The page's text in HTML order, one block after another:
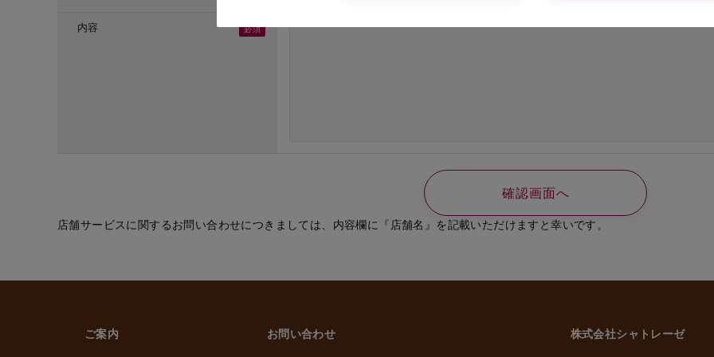
・(１)～(７)に記載した利用目的以外で個人情報を取得または利用する場合は、個別に利用目的を明示
3. 個人情報の第三者への委託・提供について
内容
店舗サービスに関するお問い合わせにつきましては、内容欄に『店舗名』を記載いただけますと幸いです。
ご案内 お問い合わせ 株式会社シャトレーゼ